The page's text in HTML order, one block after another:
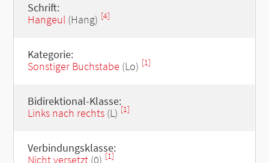
Schrift:
Hangeul(Hang) [4]
Kategorie:
Sonstiger Buchstabe (Lo) [1]
Bidirektional-Klasse:
Links nach rechts(L) [1]
Verbindungsklasse:
Nicht versetzt(0) [1]